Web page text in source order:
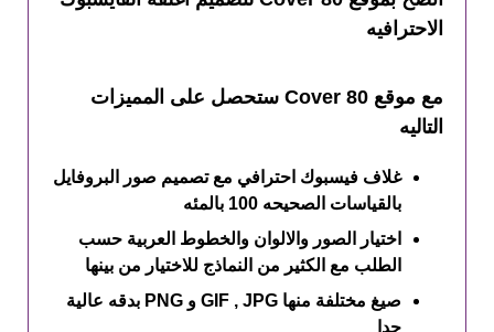
الاحترافيه
مع موقع Cover 80 ستحصل على المميزات
التاليه
غلاف فيسبوك احترافي مع تصميم صور البروفايل
بالقياسات الصحيحه 100 بالمئه
اختيار الصور والالوان والخطوط العربية حسب
الطلب مع الكثير من النماذج للاختيار من بينها
صيغ مختلفة منها GIF , JPG و PNG بدقه عالية
جدا